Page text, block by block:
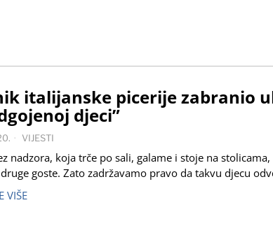
italijanske picerije zabranio
djeci”
VIJESTI
nadzora, koja trče po sali, galame i stoje na stolicama,
goste. Zato zadržavamo pravo da takvu djecu
VIŠE